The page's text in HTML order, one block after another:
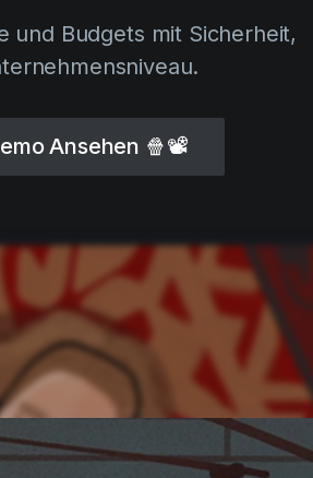
und Budgets mit Sicherheit,
Ansehen 🍿📽